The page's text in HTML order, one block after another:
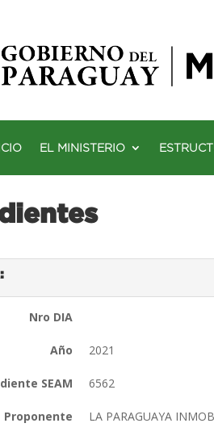
EL MINISTERIO
Nro DIA
Año 2021
SEAM 6562
Proponente LA PARAGUAYA